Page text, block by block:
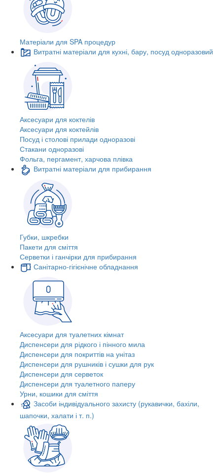
Матеріали для SPA процедур
Витратні матеріали для кухні, бару, посуд одноразовий
Аксесуари для коктелів
Аксесуари для коктейлів
Посуд і столові прилади одноразові
Стакани одноразові
Фольга, пергамент, харчова плівка
Витратні матеріали для прибирання
Губки, шкребки
Пакети для сміття
Серветки і ганчірки для прибирання
Санітарно-гігієнічне обладнання
Аксесуари для туалетних кімнат
Диспенсери для рідкого і пінного мила
Диспенсери для покриттів на унітаз
Диспенсери для рушників і сушки для рук
Диспенсери для серветок
Диспенсери для туалетного паперу
Урни, кошики для сміття
Засоби індивідуального захисту (рукавички, бахіли,
шапочки, халати і т. п.)